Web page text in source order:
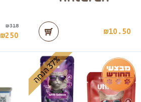
₪10.50
₪318
₪250
3
7
%
ה
נ
ח
ה